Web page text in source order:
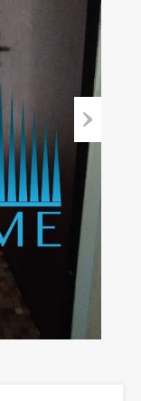
Next